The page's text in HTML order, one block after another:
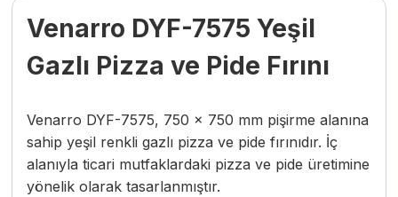
Venarro DYF-7575 Yeşil
Gazlı Pizza ve Pide Fırını
Venarro DYF-7575, 750 × 750 mm pişirme alanına
sahip yeşil renkli gazlı pizza ve pide fırınıdır. İç
alanıyla ticari mutfaklardaki pizza ve pide üretimine
yönelik olarak tasarlanmıştır.